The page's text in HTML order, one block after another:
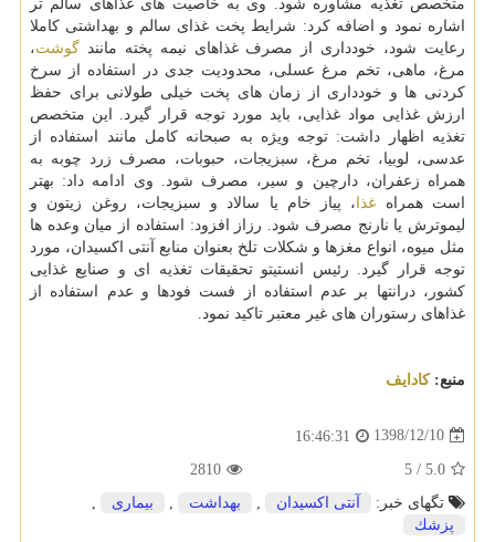
متخصص تغذیه مشاوره شود. وی به خاصیت های غذاهای سالم تر
اشاره نمود و اضافه كرد: شرایط پخت غذای سالم و بهداشتی كاملا
رعایت شود، خودداری از مصرف غذاهای نیمه پخته مانند گوشت،
مرغ، ماهی، تخم مرغ عسلی، محدودیت جدی در استفاده از سرخ
كردنی ها و خودداری از زمان های پخت خیلی طولانی برای حفظ
ارزش غذایی مواد غذایی، باید مورد توجه قرار گیرد. این متخصص
تغذیه اظهار داشت: توجه ویژه به صبحانه كامل مانند استفاده از
عدسی، لوبیا، تخم مرغ، سبزیجات، حبوبات، مصرف زرد چوبه به
همراه زعفران، دارچین و سیر، مصرف شود. وی ادامه داد: بهتر
است همراه غذا ، پیاز خام یا سالاد و سبزیجات، روغن زیتون و
لیموترش یا نارنج مصرف شود. رزاز افزود: استفاده از میان وعده ها
مثل میوه، انواع مغزها و شكلات تلخ بعنوان منابع آنتی اكسیدان، مورد
توجه قرار گیرد. رئیس انستیتو تحقیقات تغذیه ای و صنایع غذایی
كشور، درانتها بر عدم استفاده از فست فودها و عدم استفاده از
غذاهای رستوران های غیر معتبر تاكید نمود.
منبع:كادایف
1398/12/10
16:46:31
5.0
/
5
2810
تگهای خبر:
آنتی اكسیدان بهداشت بیماری
پزشك